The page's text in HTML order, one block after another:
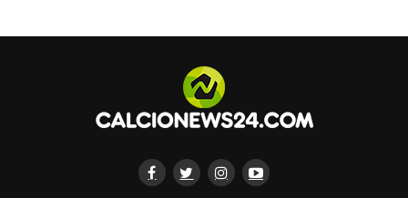
— CalcioNews24.com
(@CalcioNews24)October 9, 2023
SE LO HA MAI CERCATO LA JUVE